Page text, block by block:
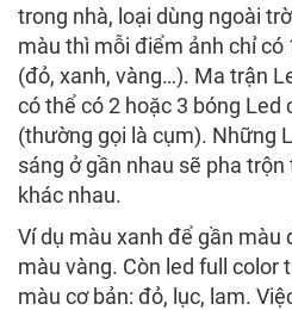
trong nhà, loại dùng ngoài
màu thì mỗi điểm ảnh chỉ có
(đỏ, xanh, vàng…). Ma trận
có thể có 2 hoặc 3 bóng Led
(thường gọi là cụm). Những
sáng ở gần nhau sẽ pha
khác nhau.
Ví dụ màu xanh để gần màu
màu vàng. Còn led full color
màu cơ bản: đỏ, lục, lam.